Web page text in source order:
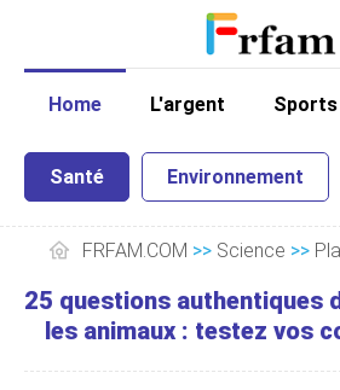
Home L'argent Sports
Santé Environnement
FRFAM.COM >> Science >>
25 questions authentiques
les animaux : testez vos